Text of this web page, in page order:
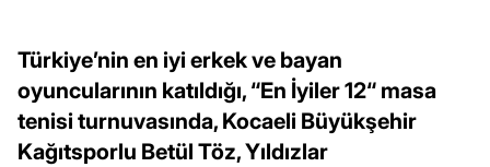
Türkiye’nin en iyi erkek ve bayan
oyuncularının katıldığı, “En İyiler 12“ masa
tenisi turnuvasında, Kocaeli Büyükşehir
Kağıtsporlu Betül Töz, Yıldızlar